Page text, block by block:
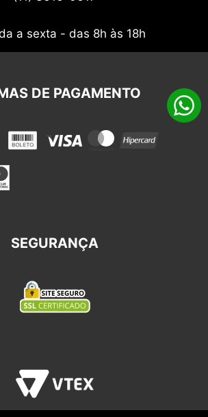
a sexta - das 8h às 18h
DE PAGAMENTO
SEGURANÇA